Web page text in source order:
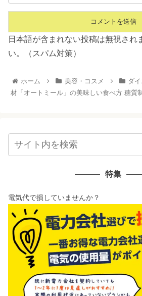
日本語が含まれない投稿は無視され
い。（スパム対策）
ホーム 美容・コスメ ダ
材「オートミール」の美味しい食べ方 糖質
特集
電気代で損していませんか？